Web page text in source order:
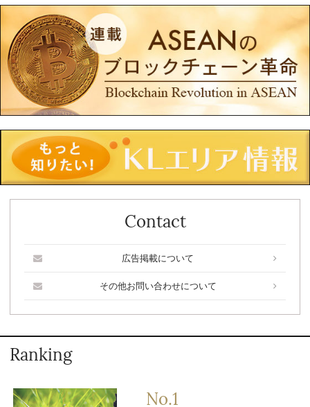
Contact
広告掲載について
その他お問い合わせについて
Ranking